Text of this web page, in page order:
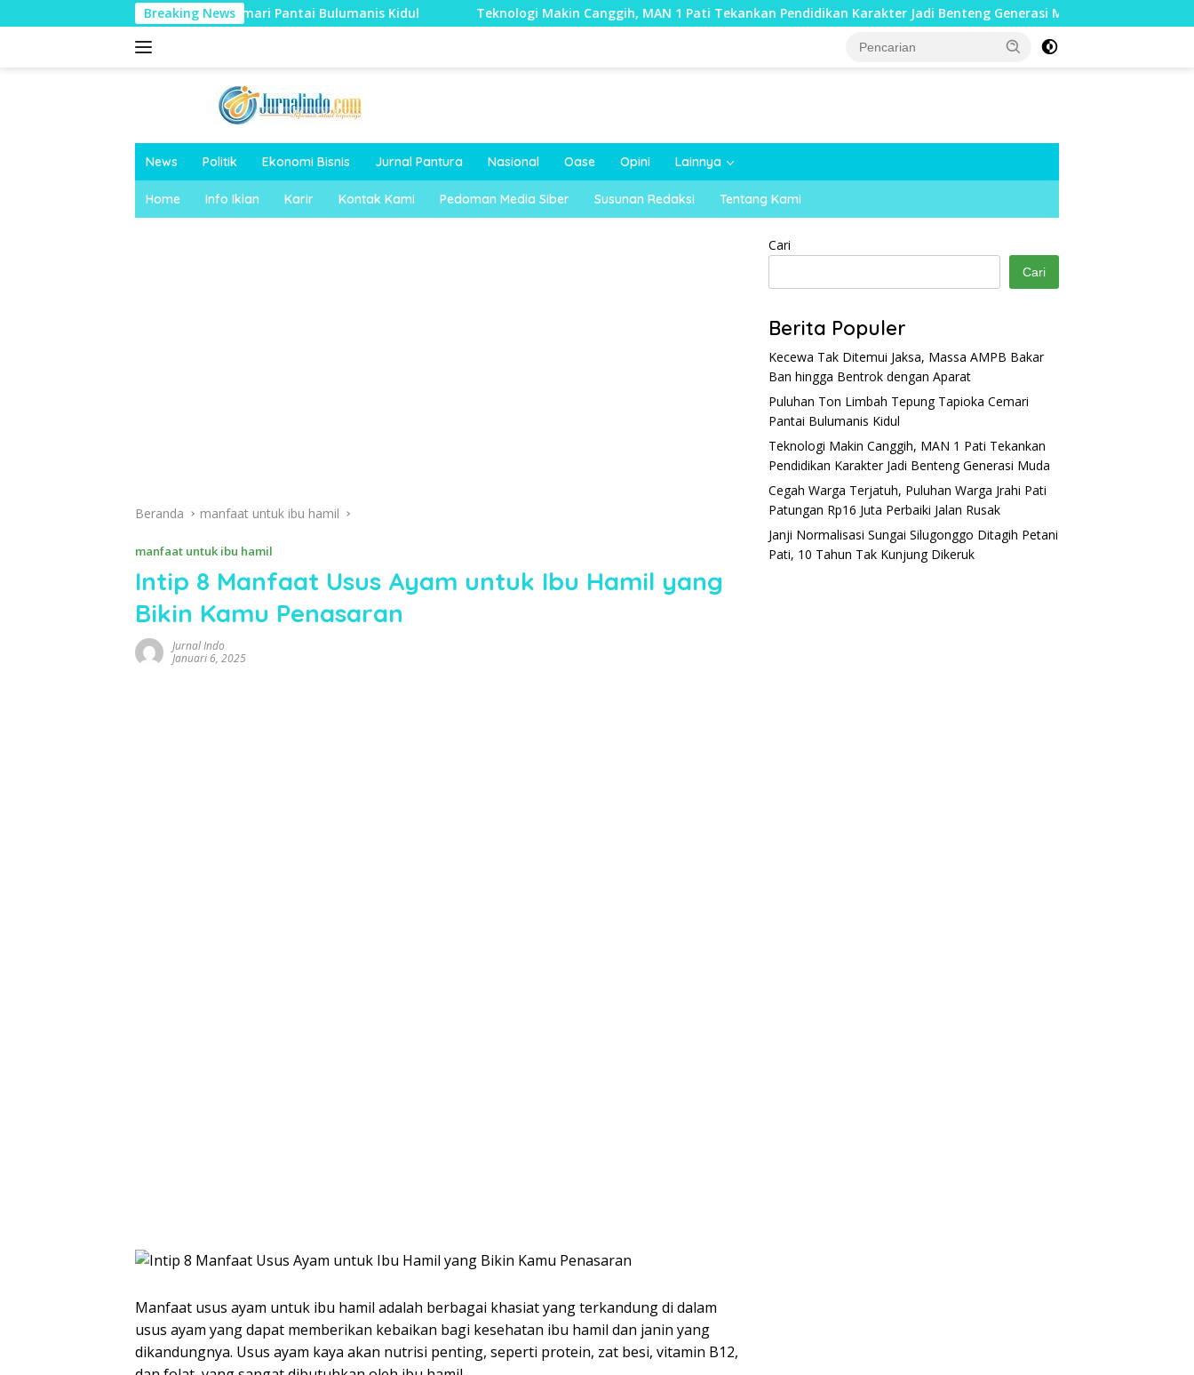
ke
Breaking News
Tepung Tapioka Cemari Pantai Bulumanis Kidul Teknologi Makin Canggih, MAN 1 Pati Tekankan Pendidikan Karakter Jadi Benteng Generasi Muda Cegah Warga
News Politik Ekonomi Bisnis Jurnal Pantura Nasional Oase Opini Lainnya
Home Info Iklan Karir Kontak Kami Pedoman Media Siber Susunan Redaksi Tentang Kami
Beranda manfaat untuk ibu hamil
manfaat untuk ibu hamil
Intip 8 Manfaat Usus Ayam untuk Ibu Hamil yang
Bikin Kamu Penasaran
Jurnal Indo
Januari 6, 2025
Manfaat usus ayam untuk ibu hamil adalah berbagai khasiat yang terkandung di dalam
usus ayam yang dapat memberikan kebaikan bagi kesehatan ibu hamil dan janin yang
dikandungnya. Usus ayam kaya akan nutrisi penting, seperti protein, zat besi, vitamin B12,
Cari
Cari
Berita Populer
Kecewa Tak Ditemui Jaksa, Massa AMPB Bakar
Ban hingga Bentrok dengan Aparat
Puluhan Ton Limbah Tepung Tapioka Cemari
Pantai Bulumanis Kidul
Teknologi Makin Canggih, MAN 1 Pati Tekankan
Pendidikan Karakter Jadi Benteng Generasi Muda
Cegah Warga Terjatuh, Puluhan Warga Jrahi Pati
Patungan Rp16 Juta Perbaiki Jalan Rusak
Janji Normalisasi Sungai Silugonggo Ditagih Petani
Pati, 10 Tahun Tak Kunjung Dikeruk